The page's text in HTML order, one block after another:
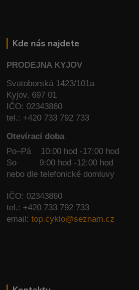
Kde nás najdete
PRODEJNA KYJOV
Svatoborská 1423/101a
Kyjov, 697 01
IČO: 02343860
tel.: +420 733 792 733
Otevírací doba
Po–Pá 10:00 hod -17:00 hod
So
9:00 hod -12:00 hod
nebo dle telefonické domluvy
IČO: 02343860
tel.: +420 733 792 733
email:top.cyklo@seznam.cz